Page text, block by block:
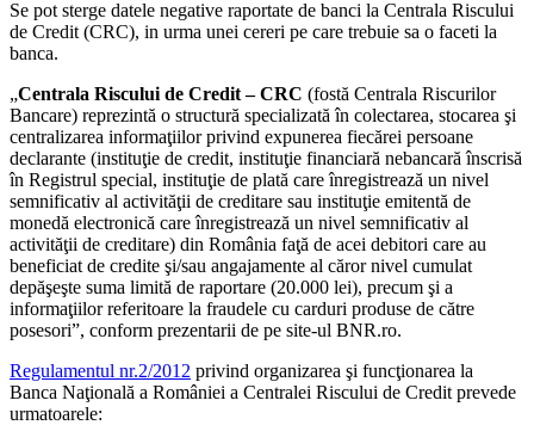
Se pot sterge datele negative raportate de banci la Centrala Riscului
de Credit (CRC), in urma unei cereri pe care trebuie sa o faceti la
banca.
„Centrala Riscului de Credit – CRC (fostă Centrala Riscurilor
Bancare) reprezintă o structură specializată în colectarea, stocarea şi
centralizarea informaţiilor privind expunerea fiecărei persoane
declarante (instituţie de credit, instituţie financiară nebancară înscrisă
în Registrul special, instituţie de plată care înregistrează un nivel
semnificativ al activităţii de creditare sau instituţie emitentă de
monedă electronică care înregistrează un nivel semnificativ al
activităţii de creditare) din România faţă de acei debitori care au
beneficiat de credite şi/sau angajamente al căror nivel cumulat
depăşeşte suma limită de raportare (20.000 lei), precum şi a
informaţiilor referitoare la fraudele cu carduri produse de către
posesori”, conform prezentarii de pe site-ul BNR.ro.
Regulamentul nr.2/2012 privind organizarea şi funcţionarea la
Banca Naţională a României a Centralei Riscului de Credit prevede
urmatoarele: